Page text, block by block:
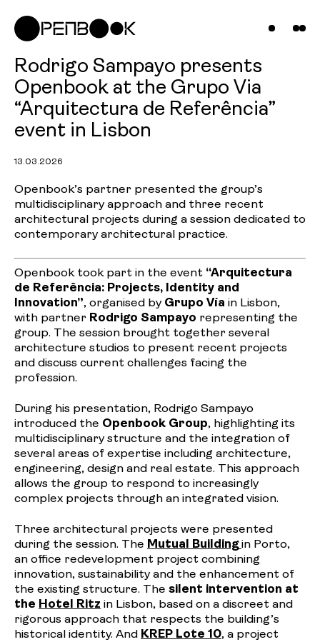
Projects
News &
Insights
Us
Rodrigo Sampayo presents
Openbook at the Grupo Via
“Arquitectura de Referência”
event in Lisbon
13.03.2026
Openbook’s partner presented the group’s
multidisciplinary approach and three recent
architectural projects during a session dedicated to
contemporary architectural practice.
Openbook took part in the event “Arquitectura
de Referência: Projects, Identity and
Innovation”, organised by Grupo Vía in Lisbon,
with partner Rodrigo Sampayo representing the
group. The session brought together several
architecture studios to present recent projects
and discuss current challenges facing the
profession.
During his presentation, Rodrigo Sampayo
introduced the Openbook Group, highlighting its
multidisciplinary structure and the integration of
several areas of expertise including architecture,
engineering, design and real estate. This approach
allows the group to respond to increasingly
complex projects through an integrated vision.
Three architectural projects were presented
during the session. The Mutual Building in Porto,
an office redevelopment project combining
innovation, sustainability and the enhancement of
the existing structure. The silent intervention at
the Hotel Ritz in Lisbon, based on a discreet and
rigorous approach that respects the building’s
historical identity. And KREP Lote 10, a project